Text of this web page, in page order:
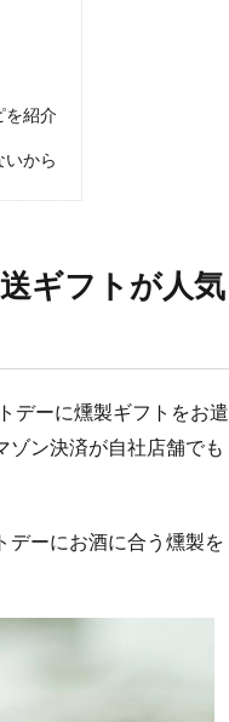
を紹介
から
ギフトが人気
デーに燻製ギフトをお遣
ゾン決済が自社店舗でも
デーにお酒に合う燻製を